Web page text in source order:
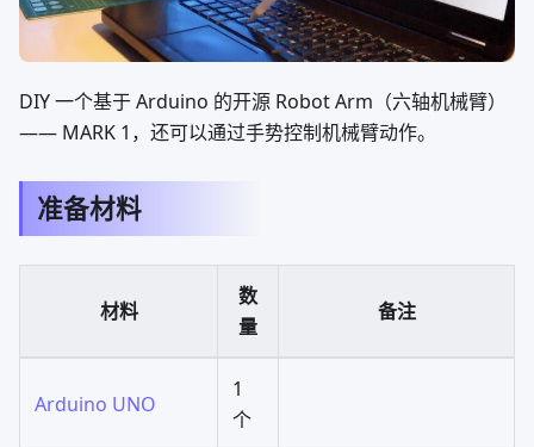
DIY 一个基于 Arduino 的开源 Robot Arm（六轴机械臂）
—— MARK 1，还可以通过手势控制机械臂动作。
准备材料
材料
数
量
备注
Arduino UNO
1
个